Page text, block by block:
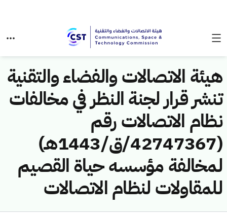
هيئة الاتصالات والفضاء والتقنية
تنشر قرار لجنة النظر في مخالفات
نظام الاتصالات رقم
(42747367/ق/1443هـ)
لمخالفة مؤسسه حياة القصيم
للمقاولات لنظام الاتصالات